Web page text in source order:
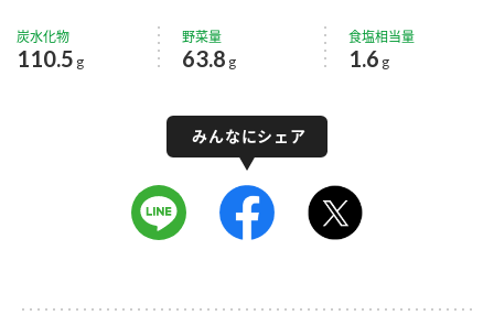
炭水化物
110.5 g
野菜量
63.8 g
食塩相当量
1.6 g